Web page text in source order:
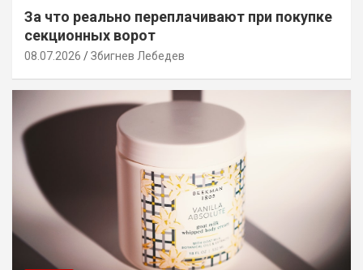
За что реально переплачивают при покупке
секционных ворот
08.07.2026 Збигнев Лебедев